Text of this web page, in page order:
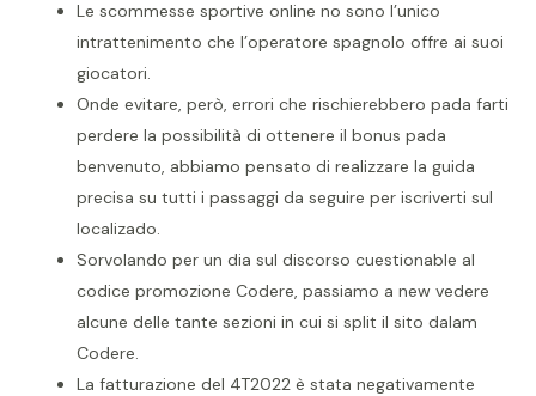
Le scommesse sportive online no sono l’unico
intrattenimento che l’operatore spagnolo offre ai suoi
giocatori.
Onde evitare, però, errori che rischierebbero pada farti
perdere la possibilità di ottenere il bonus pada
benvenuto, abbiamo pensato di realizzare la guida
precisa su tutti i passaggi da seguire per iscriverti sul
localizado.
Sorvolando per un dia sul discorso cuestionable al
codice promozione Codere, passiamo a new vedere
alcune delle tante sezioni in cui si split il sito dalam
Codere.
La fatturazione del 4T2022 è stata negativamente